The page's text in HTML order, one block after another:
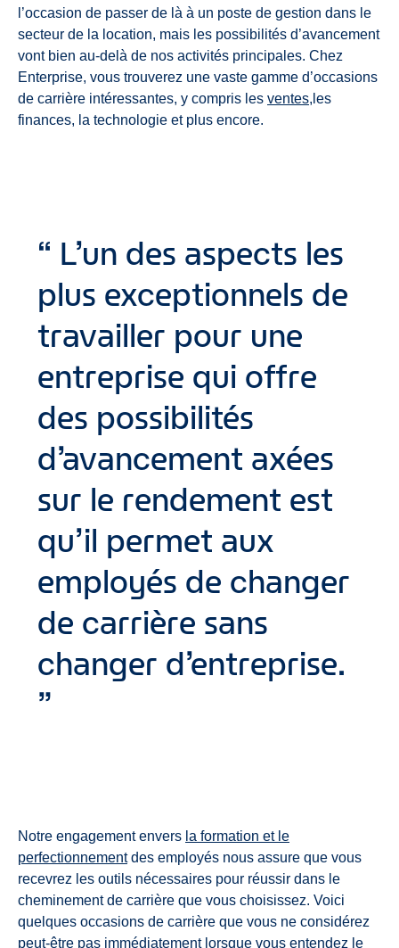
l’occasion de passer de là à un poste de gestion dans le
secteur de la location, mais les possibilités d’avancement
vont bien au-delà de nos activités principales. Chez
Enterprise, vous trouverez une vaste gamme d’occasions
de carrière intéressantes, y compris les ventes, les
finances, la technologie et plus encore.
L’un des aspects les
plus exceptionnels de
travailler pour une
entreprise qui offre
des possibilités
d’avancement axées
sur le rendement est
qu’il permet aux
employés de changer
de carrière sans
changer d’entreprise.
Notre engagement envers la formation et le
perfectionnementdes employés nous assure que vous
recevrez les outils nécessaires pour réussir dans le
cheminement de carrière que vous choisissez. Voici
quelques occasions de carrière que vous ne considérez
peut-être pas immédiatement lorsque vous entendez le